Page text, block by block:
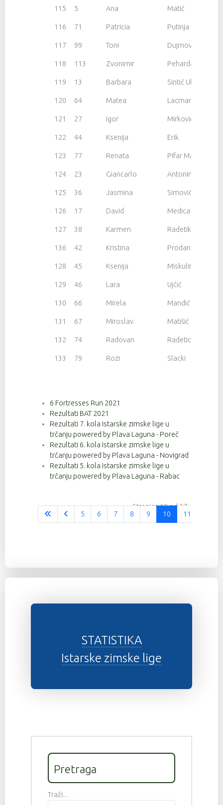
115 5 Ana Matić
116 71 Patricia Putinja
117 99 Toni Dujmović
118 113 Zvonimir Peharda
119 13 Barbara Sintić Uhač
120 64 Matea Lacmanovic
121 27 Igor Mirković
122 44 Ksenija Erik
123 77 Renata Pifar Macuka
124 23 Giancarlo Antonini
125 36 Jasmina Simović Medica
126 17 David Medica
127 38 Karmen Radetikio
136 42 Kristina Prodan
128 45 Ksenija Miskulin Vilotic
129 46 Lara Ujčić
130 66 Mirela Mandić
131 67 Miroslav Matišić
132 74 Radovan Radetic
133 79 Rozi Slacki
6 Fortresses Run 2021
Rezultati BAT 2021
Rezultati 7. kola Istarske zimske lige u
trčanju powered by Plava Laguna - Poreč
Rezultati 6. kola Istarske zimske lige u
trčanju powered by Plava Laguna - Novigrad
Rezultati 5. kola Istarske zimske lige u
trčanju powered by Plava Laguna - Rabac
Stranica 10 od 37
5
6 7 8 9 10 11
STATISTIKA
Istarske zimske lige
Pretraga
Traži...